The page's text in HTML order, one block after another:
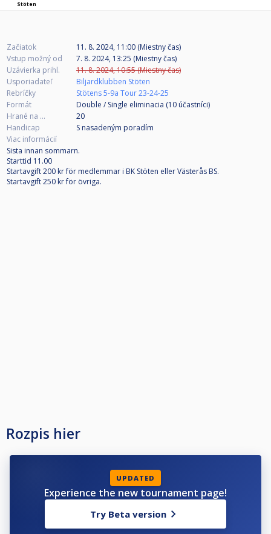
Stöten
Začiatok
11. 8. 2024, 11:00 (Miestny čas)
Vstup možný od
7. 8. 2024, 13:25 (Miestny čas)
Uzávierka prihl.
11. 8. 2024, 10:55 (Miestny čas)
Usporiadateľ
Biljardklubben Stöten
Rebríčky
Stötens 5-9a Tour 23-24-25
Formát
Double / Single eliminacia (10 účastníci)
Hrané na ...
20
Handicap
S nasadeným poradím
Viac informácií
Sista innan sommarn.
Starttid 11.00
Startavgift 200 kr för medlemmar i BK Stöten eller Västerås BS.
Startavgift 250 kr för övriga.
Rozpis hier
UPDATED
Experience the new tournament page!
Try Beta version